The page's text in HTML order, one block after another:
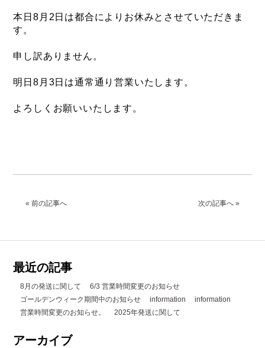
FUJI（フジ）
KUWAHARA（クワハラ）
MASI（マージ）
PASHLEY（パシュレー）
tern Crest
カスタム ペイント
本日8月2日は都合によりお休みとさせていただきま
す。
申し訳ありません。
明日8月3日は通常通り営業いたします。
よろしくお願いいたします。
次の記事へ »
« 前の記事へ
最近の記事
8月の発送に関して
6/3 営業時間変更のお知らせ
ゴールデンウィーク期間中のお知らせ
information
information
営業時間変更のお知らせ。
2025年発送に関して
アーカイブ